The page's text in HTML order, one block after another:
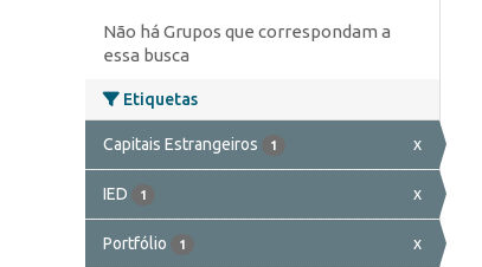
Não há Grupos que correspondam a
essa busca
Etiquetas
Capitais Estrangeiros 1 x
IED 1 x
Portfólio 1 x